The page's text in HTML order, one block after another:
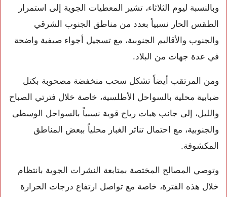
وبالنسبة ليوم الثلاثاء، تشير المعطيات الجوية إلى استمرار
الطقس الحار نسبياً بعدد من مناطق الجنوب الشرقي
والجنوب والأقاليم الجنوبية، مع تسجيل أجواء صيفية واضحة
في عدة جهات من البلاد.
ومن المرتقب أيضاً تشكل سحب منخفضة مصحوبة بكتل
ضبابية محلية بالسواحل الأطلسية، خاصة خلال فترتي الصباح
والليل، إلى جانب هبات رياح قوية نسبياً بالسواحل الوسطى
والجنوبية، مع احتمال تناثر الغبار محلياً ببعض المناطق
المكشوفة.
وتوصي المصالح المختصة بمتابعة النشرات الجوية بانتظام
خلال هذه الفترة، خاصة مع تواصل ارتفاع درجات الحرارة